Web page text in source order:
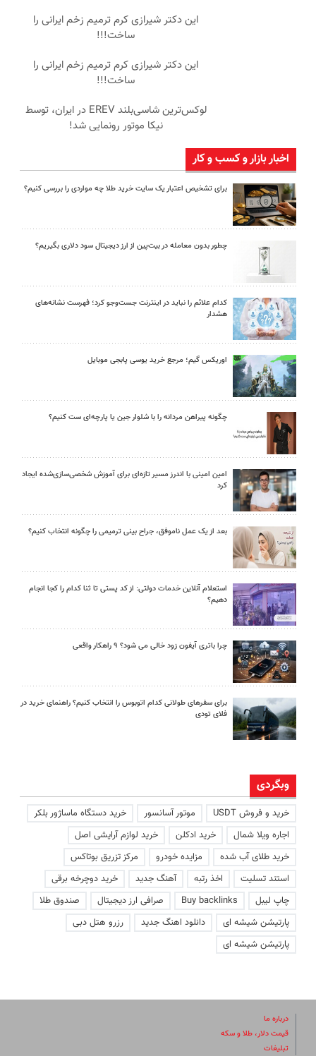
این دکتر شیرازی کرم ترمیم زخم ایرانی را
ساخت!!!
این دکتر شیرازی کرم ترمیم زخم ایرانی را
ساخت!!!
لوکس‌ترین شاسی‌بلند EREV در ایران، توسط
نیکا موتور رونمایی شد!
اخبار بازار و کسب و کار
برای تشخیص اعتبار یک سایت خرید طلا چه مواردی را بررسی کنیم؟
چطور بدون معامله در بیت‌پین از ارز دیجیتال سود دلاری بگیریم؟
کدام علائم را نباید در اینترنت جست‌وجو کرد؛ فهرست نشانه‌های
هشدار
اوریکس گیم؛ مرجع خرید یوسی پابجی موبایل
چگونه پیراهن مردانه را با شلوار جین یا پارچه‌ای ست کنیم؟
امین امینی با اندرز مسیر تازه‌ای برای آموزش شخصی‌سازی‌شده ایجاد
کرد
بعد از یک عمل ناموفق، جراح بینی ترمیمی را چگونه انتخاب کنیم؟
استعلام آنلاین خدمات دولتی: از کد پستی تا ثنا کدام را کجا انجام
دهیم؟
چرا باتری آیفون زود خالی می شود؟ ۹ راهکار واقعی
برای سفرهای طولانی کدام اتوبوس را انتخاب کنیم؟ راهنمای خرید در
فلای تودی
وبگردی
خرید و فروش USDT موتور آسانسور
خرید دستگاه ماساژور بلکر
اجاره ویلا شمال
خرید ادکلن
خرید لوازم آرایشی اصل
خرید طلای آب شده
مزایده خودرو
مرکز تزریق بوتاکس
استند تسلیت
اخذ رتبه آهنگ جدید
خرید دوچرخه برقی
چاپ لیبل
Buy backlinks صرافی ارز دیجیتال
صندوق طلا
پارتیشن شیشه ای
دانلود اهنگ جدید
رزرو هتل دبی
پارتیشن شیشه ای
درباره ما
قیمت دلار، طلا و سکه
تبلیغات